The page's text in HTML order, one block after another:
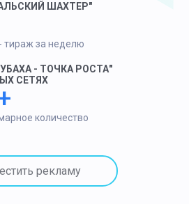
ШАХТЕР"
тираж за неделю
- ТОЧКА РОСТА"
СЕТЯХ
количество
рекламу